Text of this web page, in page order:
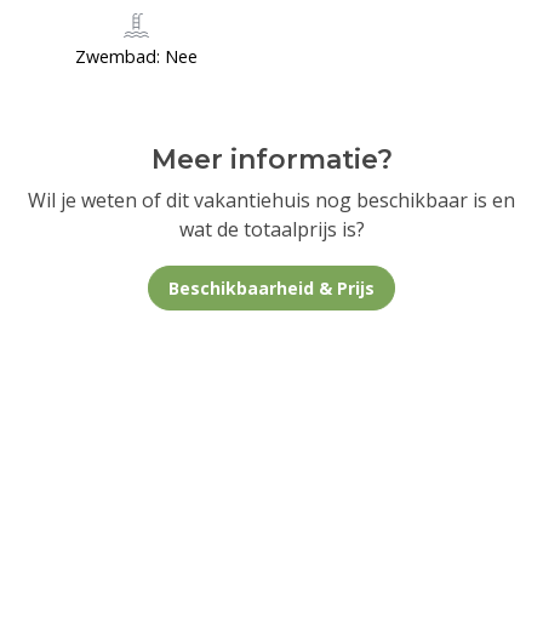
Zwembad: Nee
Meer informatie?
Wil je weten of dit vakantiehuis nog beschikbaar is en
wat de totaalprijs is?
Beschikbaarheid & Prijs